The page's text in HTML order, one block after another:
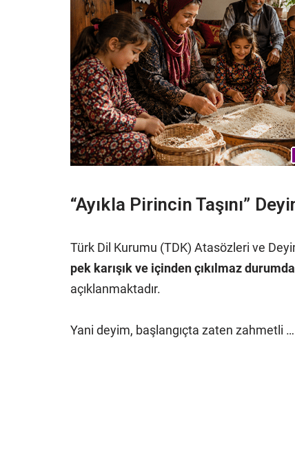
“Ayıkla Pirincin Taşını”
Türk Dil Kurumu (TDK) Atasözleri ve
pek karışık ve içinden çıkılmaz
açıklanmaktadır.
Yani deyim, başlangıçta zaten zahmetli …